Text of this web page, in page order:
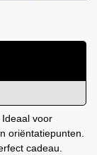
voor
oriëntatiepunten.
cadeau.